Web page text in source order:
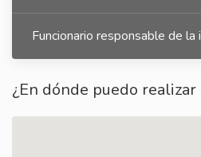
Funcionario responsable de la
¿En dónde puedo